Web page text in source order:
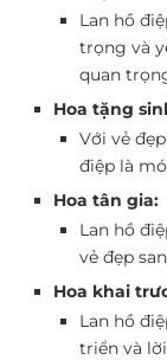
Lan hồ
trọng và
quan
Hoa tặng
Với vẻ
điệp là
Hoa tân gia:
Lan hồ
vẻ đẹp
Hoa khai
Lan hồ
triển và